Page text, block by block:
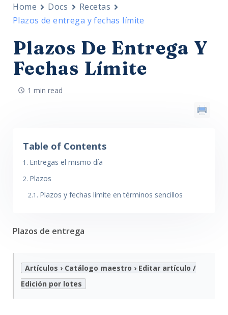
Home Docs
Recetas
Plazos de entrega y fechas límite
Plazos De Entrega Y
Fechas Límite
1 min read
Table of Contents
Entregas el mismo día
Plazos
Plazos y fechas límite en términos sencillos
Plazos de entrega
Artículos › Catálogo maestro › Editar artículo /
Edición por lotes